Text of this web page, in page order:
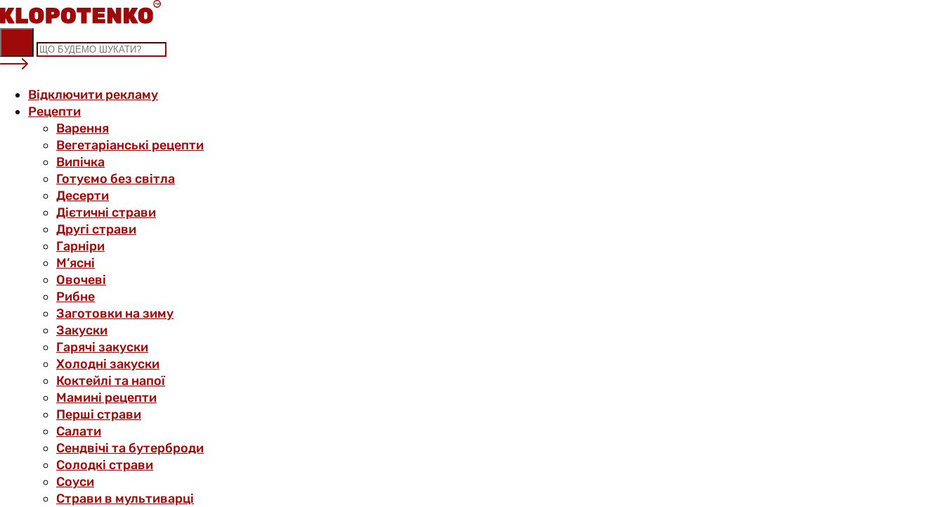
Skip
to
content
Відключити рекламу
Рецепти
Варення
Вегетаріанські рецепти
Випічка
Готуємо без світла
Десерти
Дієтичні страви
Другі страви
Гарніри
М’ясні
Овочеві
Рибне
Заготовки на зиму
Закуски
Гарячі закуски
Холодні закуски
Коктейлі та напої
Мамині рецепти
Перші страви
Салати
Сендвічі та бутерброди
Солодкі страви
Соуси
Страви в мультиварці